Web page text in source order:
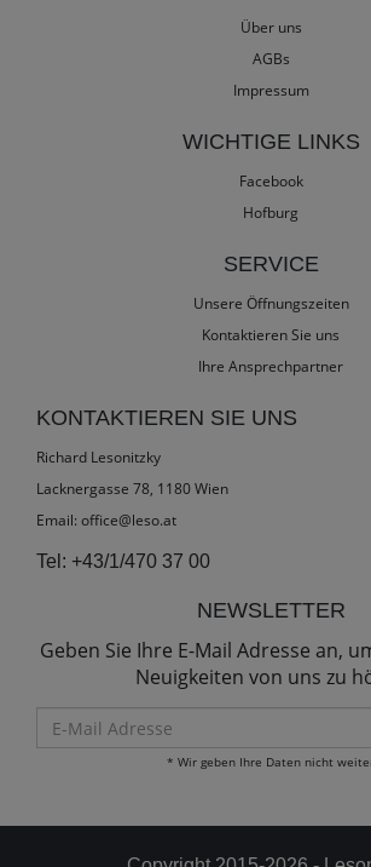
Über uns
AGBs
Impressum
WICHTIGE LINKS
Facebook
Hofburg
SERVICE
Unsere Öffnungszeiten
Kontaktieren Sie uns
Ihre Ansprechpartner
KONTAKTIEREN SIE UNS
Richard Lesonitzky
Lacknergasse 78, 1180 Wien
Email: office@leso.at
Tel: +43/1/470 37 00
NEWSLETTER
Geben Sie Ihre E-Mail Adresse an,
Neuigkeiten von uns zu
Mail
Adresse
* Wir geben Ihre Daten nicht